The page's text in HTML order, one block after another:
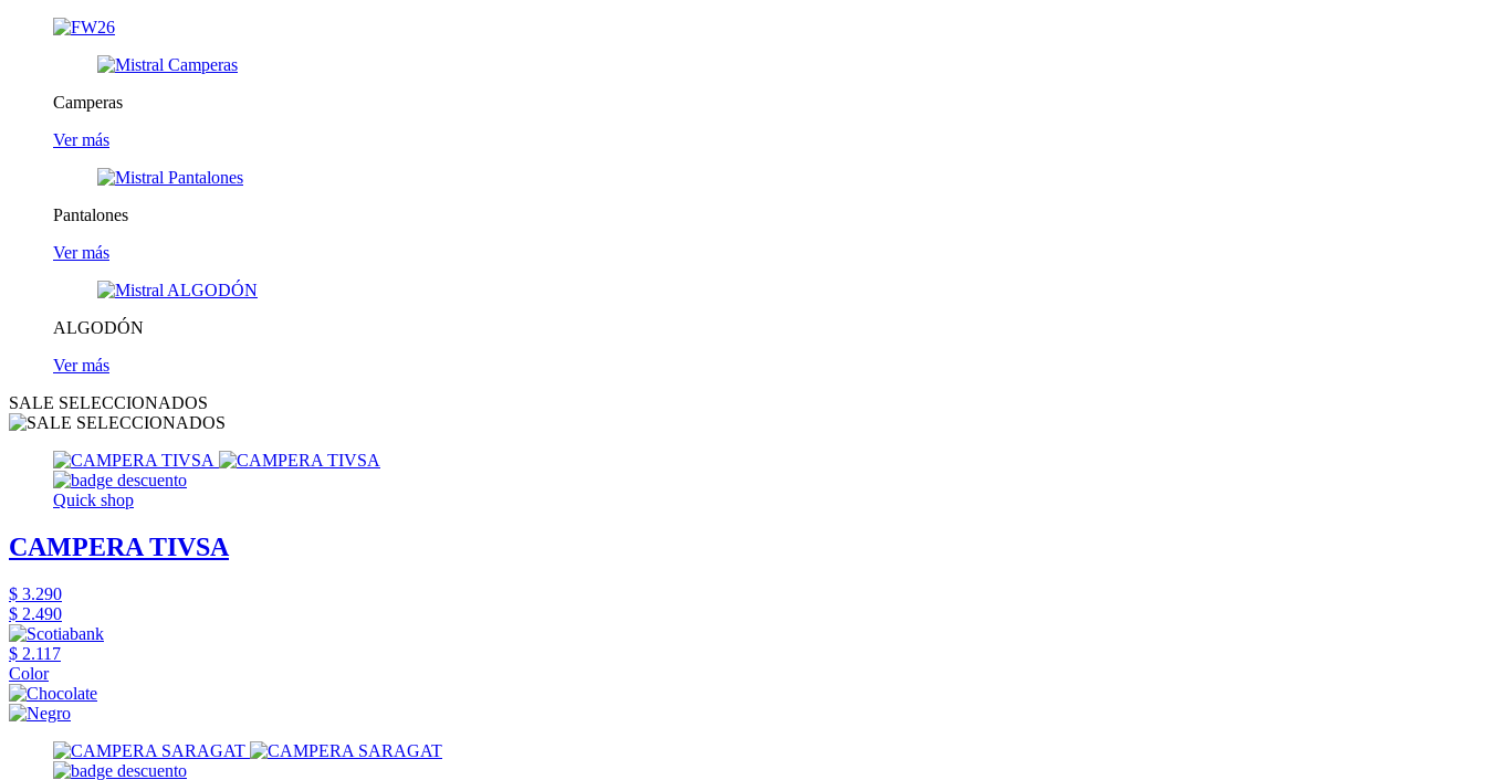
Camperas
Ver más
Pantalones
Ver más
ALGODÓN
Ver más
SALE SELECCIONADOS
Quick shop
CAMPERA TIVSA
$ 3.290
$ 2.490
$ 2.117
Color